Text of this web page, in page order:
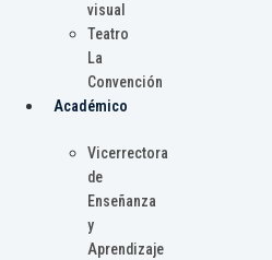
visual
Teatro
La
Convención
Académico
Vicerrectora
de
Enseñanza
y
Aprendizaje